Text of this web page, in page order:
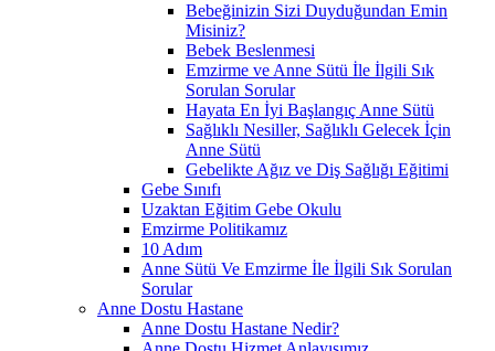
Bebeğinizin Sizi Duyduğundan Emin
Misiniz?
Bebek Beslenmesi
Emzirme ve Anne Sütü İle İlgili Sık
Sorulan Sorular
Hayata En İyi Başlangıç Anne Sütü
Sağlıklı Nesiller, Sağlıklı Gelecek İçin
Anne Sütü
Gebelikte Ağız ve Diş Sağlığı Eğitimi
Gebe Sınıfı
Uzaktan Eğitim Gebe Okulu
Emzirme Politikamız
10 Adım
Anne Sütü Ve Emzirme İle İlgili Sık Sorulan
Sorular
Anne Dostu Hastane
Anne Dostu Hastane Nedir?